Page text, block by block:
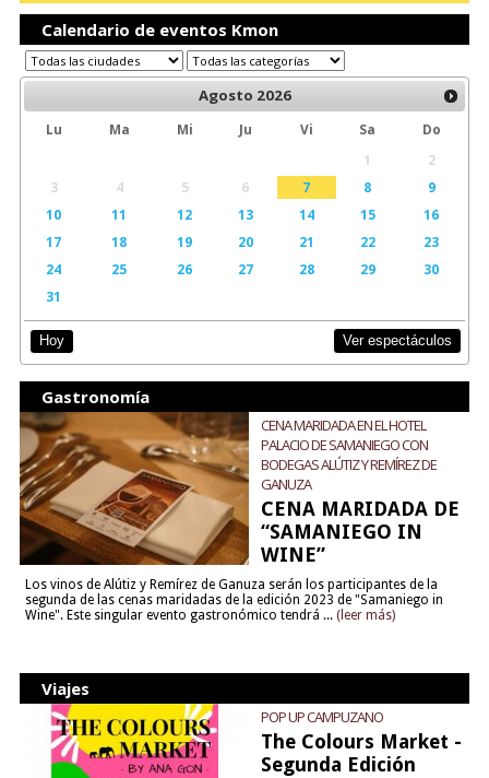
Calendario de eventos Kmon
Agosto 2026
Lu Ma Mi Ju Vi Sa
Do
1
2
3
4 5 6 7 8
9
10
11 12 13 14 15
16
17
18 19 20 21 22
23
24
25 26 27 28 29
30
31
Hoy Ver espectáculos
Gastronomía
CENA MARIDADA EN EL HOTEL
PALACIO DE SAMANIEGO CON
BODEGAS ALÚTIZ Y REMÍREZ DE
GANUZA
CENA MARIDADA DE
“SAMANIEGO IN
WINE”
Los vinos de Alútiz y Remírez de Ganuza serán los participantes de la
segunda de las cenas maridadas de la edición 2023 de "Samaniego in
Wine". Este singular evento gastronómico tendrá ... (leer más)
Viajes
POP UP CAMPUZANO
The Colours Market -
Segunda Edición